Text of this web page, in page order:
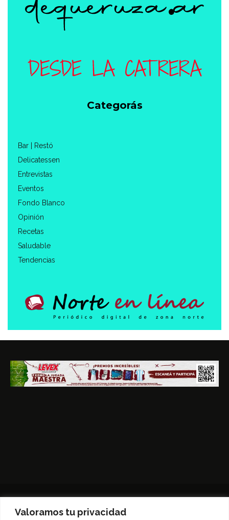
Valoramos tu privacidad
Categorás
Bar | Restó
Delicatessen
Entrevistas
Eventos
Fondo Blanco
Opinión
Recetas
Saludable
Tendencias